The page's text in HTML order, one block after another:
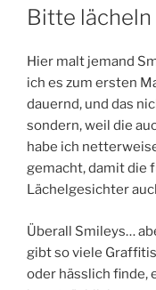
AM
Bitte lächeln
Hier malt jemand
ich es zum ersten
dauernd, und das
sondern, weil die
habe ich
gemacht, damit die
Lächelgesichter
Überall Smileys…
gibt so viele
oder hässlich finde,